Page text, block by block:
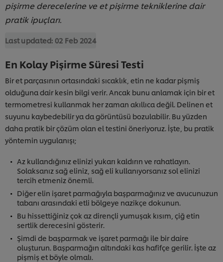
pişirme derecelerine ve et pişirme tekniklerine dair
pratik ipuçları.
Last updated: 02 Feb 2024
En Kolay Pişirme Süresi Testi
Bir et parçasının ortasındaki sıcaklık, etin ne kadar pişmiş
olduğuna dair kesin bilgi verir. Ancak bunu anlamak için bir et
termometresi kullanmak her zaman akıllıca değil. Delinen et
suyunu kaybedebilir ya da görüntüsü bozulabilir. Bu yüzden
daha pratik bir çözüm olan el testini öneriyoruz. İşte, bu pratik
yöntemin uygulanışı;
Az kullandığınız elinizi yukarı kaldırın ve rahatlayın.
Solaksanız sağ eliniz, sağ eli kullanıyorsanız sol elinizi
tercih etmeniz önemli.
Diğer elin işaret parmağıyla başparmağınız ve avucunuzun
tabanı arasındaki etli bölgeye nazikçe dokunun.
Bu hissettiğiniz çok az dirençli yumuşak kısım, çiğ etin
sertlik derecesini gösterir.
Şimdi de başparmak ve işaret parmağı ile bir daire
oluşturun. Başparmağın altındaki kas hafifçe gerilir. İşte az
pişmiş et böyle olmalı.